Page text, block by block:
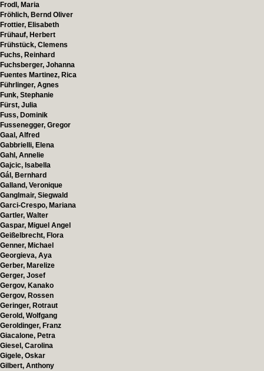
Frodl, Maria
Fröhlich, Bernd Oliver
Frottier, Elisabeth
Frühauf, Herbert
Frühstück, Clemens
Fuchs, Reinhard
Fuchsberger, Johanna
Fuentes Martinez, Rica
Führlinger, Agnes
Funk, Stephanie
Fürst, Julia
Fuss, Dominik
Fussenegger, Gregor
Gaal, Alfred
Gabbrielli, Elena
Gahl, Annelie
Gajcic, Isabella
Gál, Bernhard
Galland, Veronique
Ganglmair, Siegwald
Garci-Crespo, Mariana
Gartler, Walter
Gaspar, Miguel Angel
Geißelbrecht, Flora
Genner, Michael
Georgieva, Aya
Gerber, Marelize
Gerger, Josef
Gergov, Kanako
Gergov, Rossen
Geringer, Rotraut
Gerold, Wolfgang
Geroldinger, Franz
Giacalone, Petra
Giesel, Carolina
Gigele, Oskar
Gilbert, Anthony